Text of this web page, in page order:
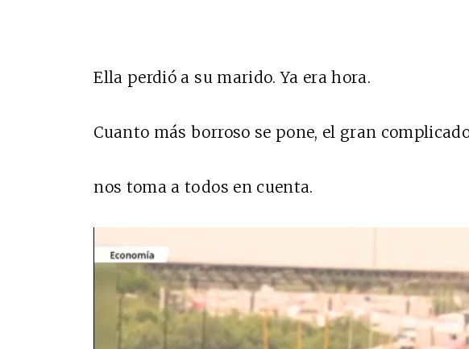
Ella perdió a su marido. Ya era hora.
Cuanto más borroso se pone, el gran
nos toma a todos en cuenta.